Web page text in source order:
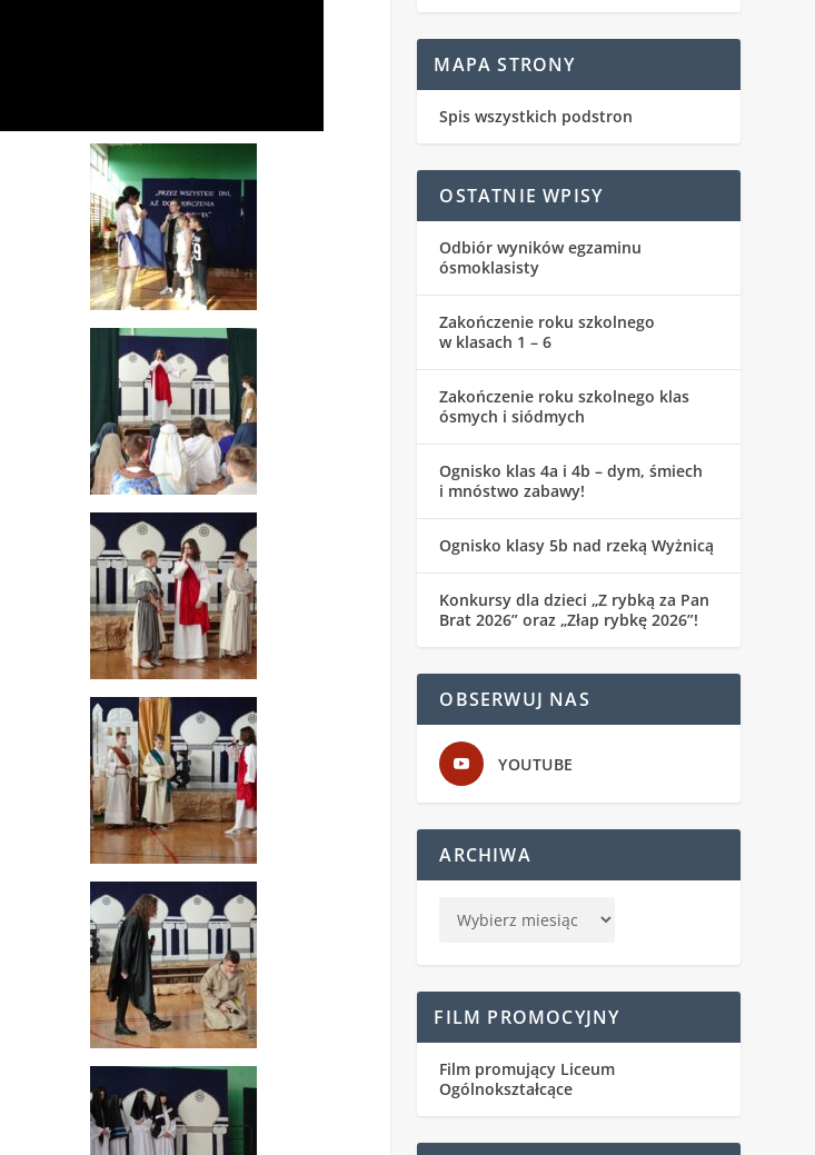
MAPA STRONY
Spis wszystkich podstron
OSTATNIE WPISY
Odbiór wyników egzaminu
ósmoklasisty
Zakończenie roku szkolnego
w klasach 1 – 6
Zakończenie roku szkolnego klas
ósmych i siódmych
Ognisko klas 4a i 4b – dym, śmiech
i mnóstwo zabawy!
Ognisko klasy 5b nad rzeką Wyżnicą
Konkursy dla dzieci „Z rybką za Pan
Brat 2026” oraz „Złap rybkę 2026”!
OBSERWUJ NAS
YOUTUBE
ARCHIWA
FILM PROMOCYJNY
Film promujący Liceum
Ogólnokształcące